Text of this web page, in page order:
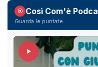
Così Com'è
Guarda le puntate